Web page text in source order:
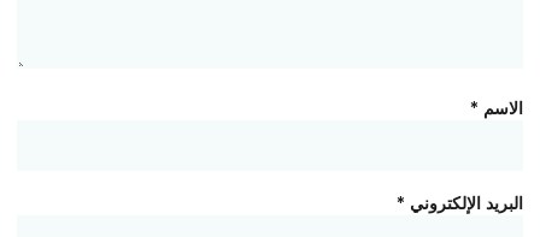
الاسم *
البريد الإلكتروني *